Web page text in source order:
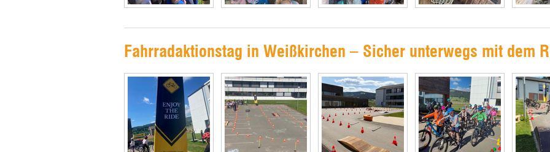
Fahrradaktionstag in Weißkirchen – Sicher unterwegs mit dem